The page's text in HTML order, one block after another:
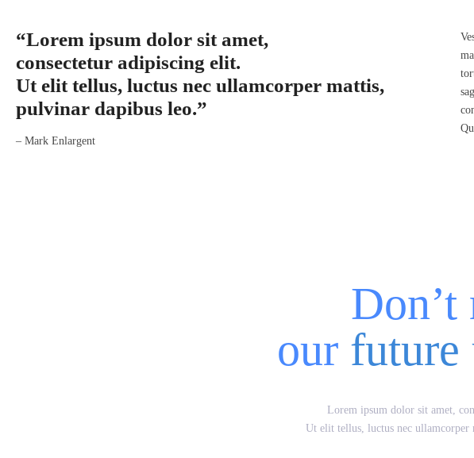
“Lorem ipsum dolor sit amet,
consectetur adipiscing elit.
Ut elit tellus, luctus nec ullamcorper mattis,
pulvinar dapibus leo.”
– Mark Enlargent
Don’t
our future
Lorem ipsum dolor sit amet,
Ut elit tellus, luctus nec ullamcorper